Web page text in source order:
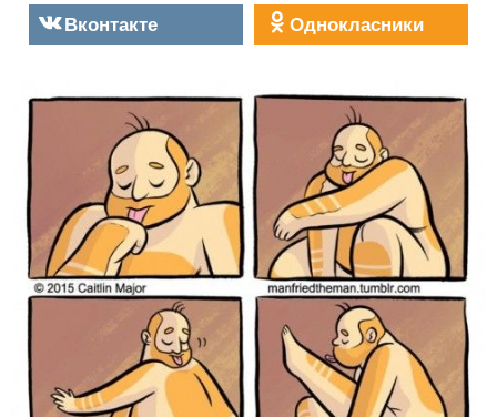
Вконтакте
Однокласники